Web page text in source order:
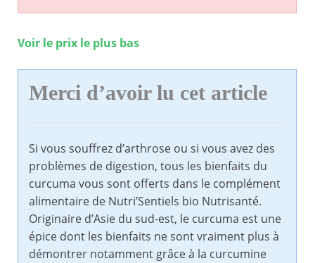
Voir le prix le plus bas
Merci d’avoir lu cet article
Si vous souffrez d’arthrose ou si vous avez des
problèmes de digestion, tous les bienfaits du
curcuma vous sont offerts dans le complément
alimentaire de Nutri’Sentiels bio Nutrisanté.
Originaire d’Asie du sud-est, le curcuma est une
épice dont les bienfaits ne sont vraiment plus à
démontrer notamment grâce à la curcumine